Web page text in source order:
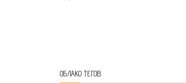
ОБЛАКО ТЕГОВ